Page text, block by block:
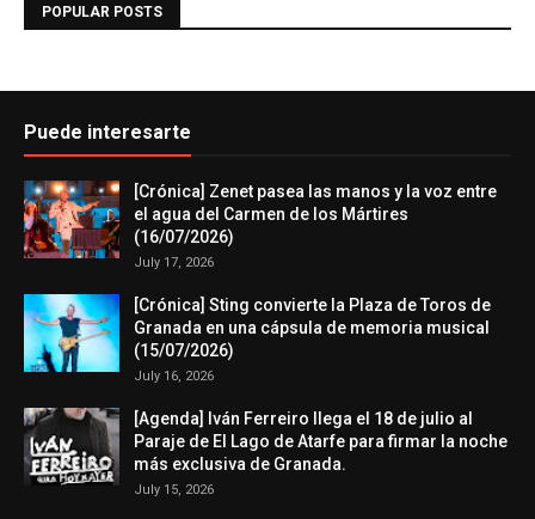
POPULAR POSTS
Puede interesarte
[Crónica] Zenet pasea las manos y la voz entre
el agua del Carmen de los Mártires
(16/07/2026)
July 17, 2026
[Crónica] Sting convierte la Plaza de Toros de
Granada en una cápsula de memoria musical
(15/07/2026)
July 16, 2026
[Agenda] Iván Ferreiro llega el 18 de julio al
Paraje de El Lago de Atarfe para firmar la noche
más exclusiva de Granada.
July 15, 2026